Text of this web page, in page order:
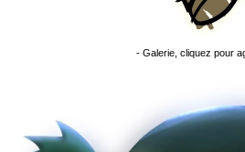
- Galerie, cliquez pour